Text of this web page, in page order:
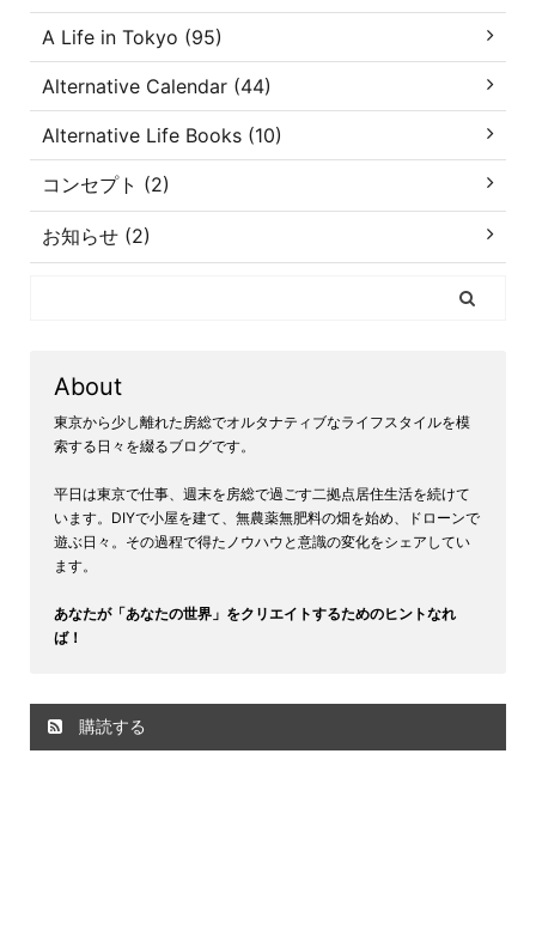
A Life in Tokyo (95)
Alternative Calendar (44)
Alternative Life Books (10)
コンセプト (2)
お知らせ (2)
About
東京から少し離れた房総でオルタナティブなライフスタイルを模
索する日々を綴るブログです。
平日は東京で仕事、週末を房総で過ごす二拠点居住生活を続けて
います。DIYで小屋を建て、無農薬無肥料の畑を始め、ドローンで
遊ぶ日々。その過程で得たノウハウと意識の変化をシェアしてい
ます。
あなたが「あなたの世界」をクリエイトするためのヒントなれ
ば！
購読する